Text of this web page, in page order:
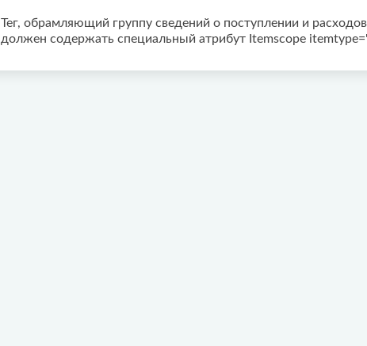
Тег, обрамляющий группу сведений о поступлении и
должен содержать специальный атрибут Itemscope